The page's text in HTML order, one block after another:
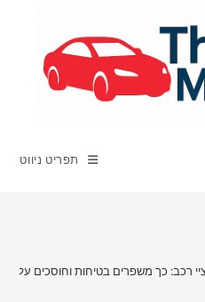
תפריט ניווט
רכב: כך משפרים בטיחות וחוסכים עלויות